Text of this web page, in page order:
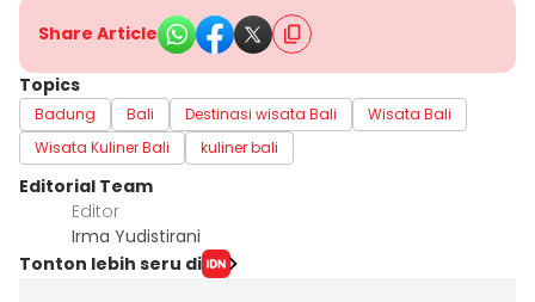
Share Article
Topics
Badung Bali Destinasi wisata Bali
Wisata Bali
Wisata Kuliner Bali
kuliner bali
Editorial Team
Editor
Irma Yudistirani
Tonton lebih seru di